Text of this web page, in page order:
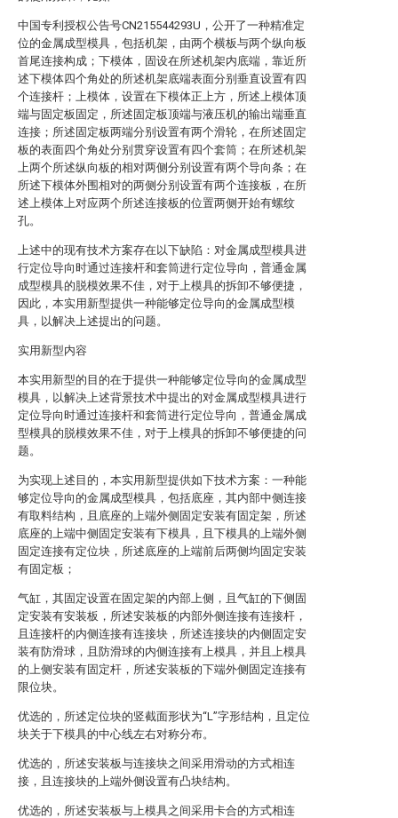
中国专利授权公告号CN215544293U，公开了一种精准定
位的金属成型模具，包括机架，由两个横板与两个纵向板
首尾连接构成；下模体，固设在所述机架内底端，靠近所
述下模体四个角处的所述机架底端表面分别垂直设置有四
个连接杆；上模体，设置在下模体正上方，所述上模体顶
端与固定板固定，所述固定板顶端与液压机的输出端垂直
连接；所述固定板两端分别设置有两个滑轮，在所述固定
板的表面四个角处分别贯穿设置有四个套筒；在所述机架
上两个所述纵向板的相对两侧分别设置有两个导向条；在
所述下模体外围相对的两侧分别设置有两个连接板，在所
述上模体上对应两个所述连接板的位置两侧开始有螺纹
孔。
上述中的现有技术方案存在以下缺陷：对金属成型模具进
行定位导向时通过连接杆和套筒进行定位导向，普通金属
成型模具的脱模效果不佳，对于上模具的拆卸不够便捷，
因此，本实用新型提供一种能够定位导向的金属成型模
具，以解决上述提出的问题。
实用新型内容
本实用新型的目的在于提供一种能够定位导向的金属成型
模具，以解决上述背景技术中提出的对金属成型模具进行
定位导向时通过连接杆和套筒进行定位导向，普通金属成
型模具的脱模效果不佳，对于上模具的拆卸不够便捷的问
题。
为实现上述目的，本实用新型提供如下技术方案：一种能
够定位导向的金属成型模具，包括底座，其内部中侧连接
有取料结构，且底座的上端外侧固定安装有固定架，所述
底座的上端中侧固定安装有下模具，且下模具的上端外侧
固定连接有定位块，所述底座的上端前后两侧均固定安装
有固定板；
气缸，其固定设置在固定架的内部上侧，且气缸的下侧固
定安装有安装板，所述安装板的内部外侧连接有连接杆，
且连接杆的内侧连接有连接块，所述连接块的内侧固定安
装有防滑球，且防滑球的内侧连接有上模具，并且上模具
的上侧安装有固定杆，所述安装板的下端外侧固定连接有
限位块。
优选的，所述定位块的竖截面形状为“L”字形结构，且定位
块关于下模具的中心线左右对称分布。
优选的，所述安装板与连接块之间采用滑动的方式相连
接，且连接块的上端外侧设置有凸块结构。
优选的，所述安装板与上模具之间采用卡合的方式相连